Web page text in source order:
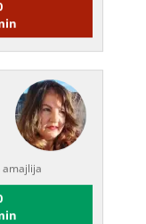
amajlija